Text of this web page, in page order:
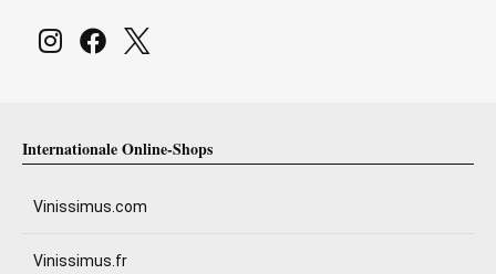
Internationale Online-Shops
Vinissimus.com
Vinissimus.fr